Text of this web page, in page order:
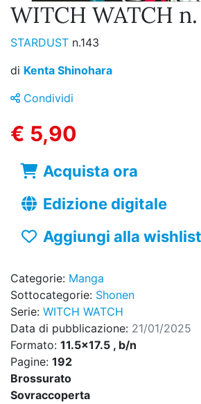
WITCH WATCH n.
STARDUST n.143
di Kenta Shinohara
Condividi
€ 5,90
Acquista ora
Edizione digitale
Aggiungi alla wishlist
Categorie: Manga
Sottocategorie: Shonen
Serie: WITCH WATCH
Data di pubblicazione: 21/01/2025
Formato: 11.5x17.5 , b/n
Pagine: 192
Brossurato
Sovraccoperta